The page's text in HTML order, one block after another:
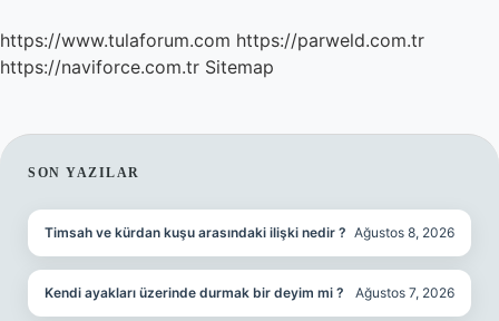
https://www.tulaforum.com https://parweld.com.tr
https://naviforce.com.tr Sitemap
SIDEBAR
SON YAZILAR
Timsah ve kürdan kuşu arasındaki ilişki nedir ? Ağustos 8, 2026
Kendi ayakları üzerinde durmak bir deyim mi ? Ağustos 7, 2026